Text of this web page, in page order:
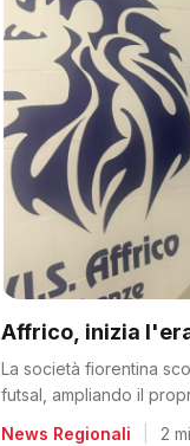
Affrico, inizia
La società fiorentina
futsal, ampliando il
News Regionali
2